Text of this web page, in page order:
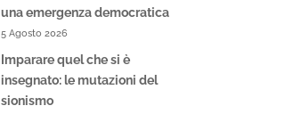
una emergenza democratica
5 Agosto 2026
Imparare quel che si è
insegnato: le mutazioni del
sionismo